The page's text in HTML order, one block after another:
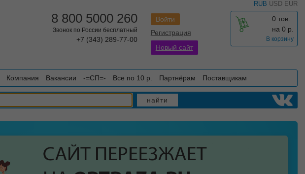
RUB USD EUR
0 тов.
на 0 р.
В корзину
Войти
Регистрация
Новый сайт
8 800 5000 260
Звонок по России бесплатный
+7 (343) 289-77-00
Компания Вакансии -=СП=- Все по 10 р. Партнёрам Поставщикам
найти